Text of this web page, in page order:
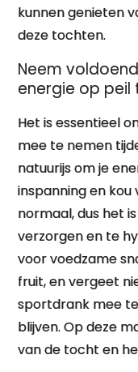
kunnen genieten
deze tochten.
Neem
energie op peil
Het is essentieel
mee te nemen
natuurijs om je
inspanning en
normaal, dus het
verzorgen en te
voor voedzame
fruit, en vergeet
sportdrank mee
blijven. Op deze
van de tocht en